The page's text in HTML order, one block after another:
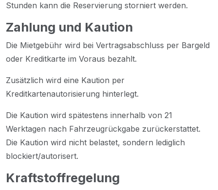
Stunden kann die Reservierung storniert werden.
Zahlung und Kaution
Die Mietgebühr wird bei Vertragsabschluss per Bargeld
oder Kreditkarte im Voraus bezahlt.
Zusätzlich wird eine Kaution per
Kreditkartenautorisierung hinterlegt.
Die Kaution wird spätestens innerhalb von 21
Werktagen nach Fahrzeugrückgabe zurückerstattet.
Die Kaution wird nicht belastet, sondern lediglich
blockiert/autorisert.
Kraftstoffregelung